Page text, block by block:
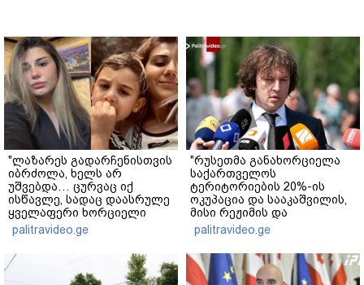
"ლაზარეს გადარჩენისთვის
იბრძოლა, ხელს არ
უშვებდა… ცურვაც იქ
ისწავლე, სადაც დაასრულე
ყველაფერი ხორციელი
ცხოვრებიდან" – რას წერს
ხობში დაღუპული დედა-
შვილის ახლობელი?
palitravideo.ge
"რუსეთმა განახორციელა
საქართველოს
ტერიტორიების 20%-ის
ოკუპაცია და სააკაშვილის,
მისი რეჟიმის და
"ნაცმოძრაობის" ღალატი
ვერანაირად ვერ
გადაფარავს ამ
დანაშაულს" - ირაკლი
კობახიძე
palitravideo.ge